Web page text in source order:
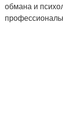
обмана и